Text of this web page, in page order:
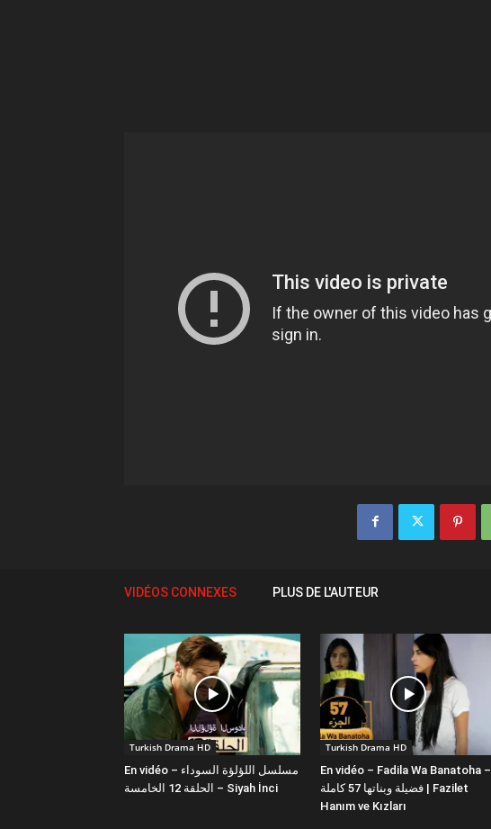
VIDÉOS CONNEXES PLUS DE L'AUTEUR
Turkish Drama HD
En vidéo – مسلسل اللؤلؤة السوداء
الحلقة 12 الخامسة – Siyah İnci
Turkish Drama HD
En vidéo – Fadila Wa Banatoha –
فضيلة وبناتها 57 كاملة | Fazilet
Hanım ve Kızları